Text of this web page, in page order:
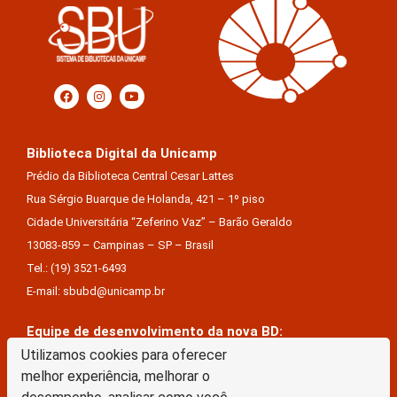
Utilizamos cookies para oferecer
melhor experiência, melhorar o
Biblioteca Digital da Unicamp
Prédio da Biblioteca Central Cesar Lattes
Rua Sérgio Buarque de Holanda, 421 – 1º piso
Cidade Universitária “Zeferino Vaz” – Barão Geraldo
13083-859 – Campinas – SP – Brasil
Tel.: (19) 3521-6493
E-mail: sbubd@unicamp.br
Equipe de desenvolvimento da nova BD:
Keite Aparecida Duarte
Márcio Vinícius De Jesus Almeida